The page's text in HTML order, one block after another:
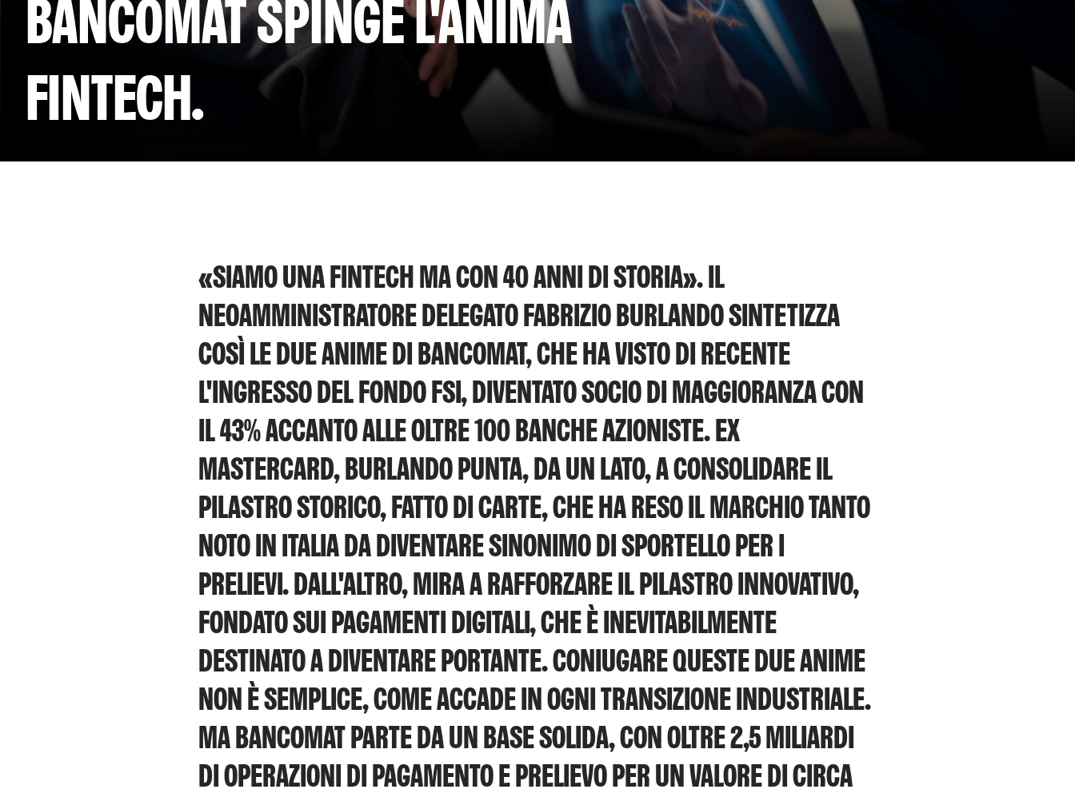
BANCOMAT SPINGE L'ANIMA
FINTECH.
«SIAMO UNA FINTECH MA CON 40 ANNI DI STORIA». IL
NEOAMMINISTRATORE DELEGATO FABRIZIO BURLANDO SINTETIZZA
COSÌ LE DUE ANIME DI BANCOMAT, CHE HA VISTO DI RECENTE
L'INGRESSO DEL FONDO FSI, DIVENTATO SOCIO DI MAGGIORANZA CON
IL 43% ACCANTO ALLE OLTRE 100 BANCHE AZIONISTE. EX
MASTERCARD, BURLANDO PUNTA, DA UN LATO, A CONSOLIDARE IL
PILASTRO STORICO, FATTO DI CARTE, CHE HA RESO IL MARCHIO TANTO
NOTO IN ITALIA DA DIVENTARE SINONIMO DI SPORTELLO PER I
PRELIEVI. DALL'ALTRO, MIRA A RAFFORZARE IL PILASTRO INNOVATIVO,
FONDATO SUI PAGAMENTI DIGITALI, CHE È INEVITABILMENTE
DESTINATO A DIVENTARE PORTANTE. CONIUGARE QUESTE DUE ANIME
NON È SEMPLICE, COME ACCADE IN OGNI TRANSIZIONE INDUSTRIALE.
MA BANCOMAT PARTE DA UN BASE SOLIDA, CON OLTRE 2,5 MILIARDI
DI OPERAZIONI DI PAGAMENTO E PRELIEVO PER UN VALORE DI CIRCA